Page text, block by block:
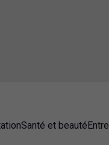
Santé et beauté